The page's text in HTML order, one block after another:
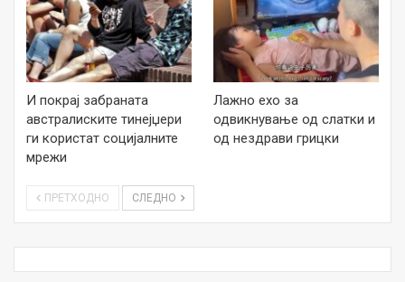
И покрај забраната
австралиските тинејџери
ги користат социјалните
мрежи
Лажно ехо за
одвикнување од слатки и
од нездрави грицки
ПРЕТХОДНО СЛЕДНО